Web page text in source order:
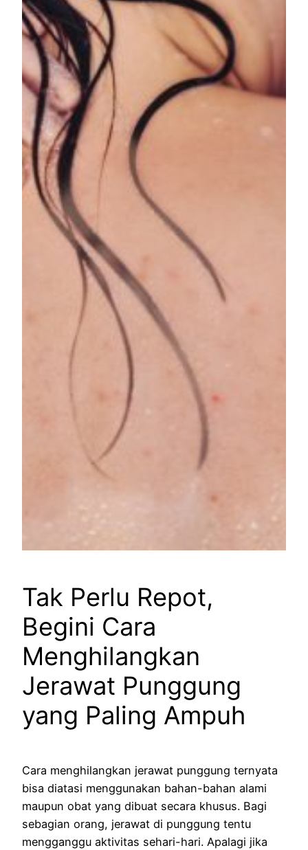
Tak Perlu Repot,
Begini Cara
Menghilangkan
Jerawat Punggung
yang Paling Ampuh
Cara menghilangkan jerawat punggung ternyata
bisa diatasi menggunakan bahan-bahan alami
maupun obat yang dibuat secara khusus. Bagi
sebagian orang, jerawat di punggung tentu
mengganggu aktivitas sehari-hari. Apalagi jika